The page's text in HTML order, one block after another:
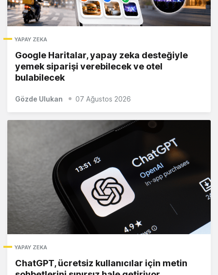
YAPAY ZEKA
Google Haritalar, yapay zeka desteğiyle
yemek siparişi verebilecek ve otel
bulabilecek
Gözde Ulukan 07 Ağustos 2026
YAPAY ZEKA
ChatGPT, ücretsiz kullanıcılar için metin